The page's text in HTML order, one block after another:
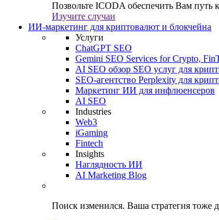
Позвольте ICODA обеспечить Вам путь
Изучите случаи
ИИ-маркетинг для криптовалют и блокчейна
Услуги
ChatGPT SEO
Gemini SEO Services for Crypto,
AI SEO обзор SEO услуг для
SEO-агентство Perplexity для
Маркетинг ИИ для инфлюенсеров
AI SEO
Industries
Web3
iGaming
Fintech
Insights
Наглядность ИИ
AI Marketing Blog
Поиск изменился. Ваша стратегия тоже